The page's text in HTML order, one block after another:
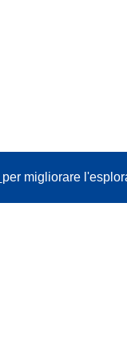
per migliorare